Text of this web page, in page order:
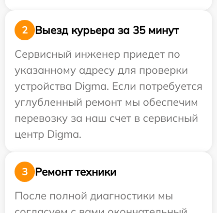
2
Выезд курьера за 35 минут
Сервисный инженер приедет по
указанному адресу для проверки
устройства Digma. Если потребуется
углубленный ремонт мы обеспечим
перевозку за наш счет в сервисный
центр Digma.
3
Ремонт техники
После полной диагностики мы